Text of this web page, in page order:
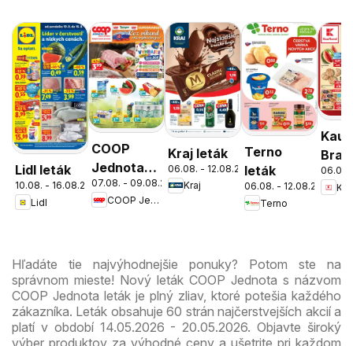
Lidl leták
10.08. - 16.08.2026
Lidl
COOP
Jednota
cez víkend
ešte
07.08. - 09.08.2026
COOP Jednota
Kraj leták
06.08. - 12.08.2026
Kraj
Terno
leták
06.08. - 12.08.2026
Terno
Nové
06.08.
Hľadáte tie najvýhodnejšie ponuky? Potom ste na
správnom mieste! Nový leták COOP Jednota s názvom
COOP Jednota leták je plný zliav, ktoré potešia každého
zákazníka. Leták obsahuje 60 strán najčerstvejších akcií a
platí v období 14.05.2026 - 20.05.2026. Objavte široký